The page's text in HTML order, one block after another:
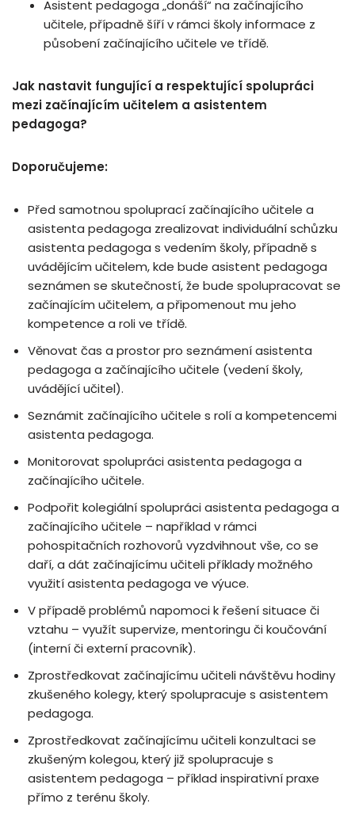
Asistent pedagoga „donáší“ na začínajícího
učitele, případně šíří v rámci školy informace z
působení začínajícího učitele ve třídě.
Jak nastavit fungující a respektující spolupráci
mezi začínajícím učitelem a asistentem
pedagoga?
Doporučujeme:
Před samotnou spoluprací začínajícího učitele a
asistenta pedagoga zrealizovat individuální schůzku
asistenta pedagoga s vedením školy, případně s
uvádějícím učitelem, kde bude asistent pedagoga
seznámen se skutečností, že bude spolupracovat se
začínajícím učitelem, a připomenout mu jeho
kompetence a roli ve třídě.
Věnovat čas a prostor pro seznámení asistenta
pedagoga a začínajícího učitele (vedení školy,
uvádějící učitel).
Seznámit začínajícího učitele s rolí a kompetencemi
asistenta pedagoga.
Monitorovat spolupráci asistenta pedagoga a
začínajícího učitele.
Podpořit kolegiální spolupráci asistenta pedagoga a
začínajícího učitele – například v rámci
pohospitačních rozhovorů vyzdvihnout vše, co se
daří, a dát začínajícímu učiteli příklady možného
využití asistenta pedagoga ve výuce.
V případě problémů napomoci k řešení situace či
vztahu – využít supervize, mentoringu či koučování
(interní či externí pracovník).
Zprostředkovat začínajícímu učiteli návštěvu hodiny
zkušeného kolegy, který spolupracuje s asistentem
pedagoga.
Zprostředkovat začínajícímu učiteli konzultaci se
zkušeným kolegou, který již spolupracuje s
asistentem pedagoga – příklad inspirativní praxe
přímo z terénu školy.